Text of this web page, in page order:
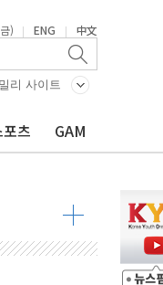
) | ENG | 中文
리 사이트
츠 GAM
정상화"